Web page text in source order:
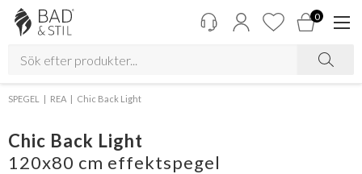
0
SPEGEL REA Chic Back Light
Chic Back Light
120x80 cm effektspegel